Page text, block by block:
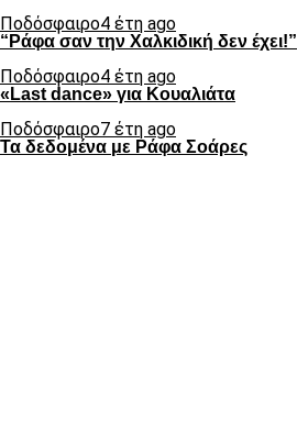
Ποδόσφαιρο4 έτη ago
“Ράφα σαν την Χαλκιδική δεν έχει!”
Ποδόσφαιρο4 έτη ago
«Last dance» για Κουαλιάτα
Ποδόσφαιρο7 έτη ago
Τα δεδομένα με Ράφα Σοάρες